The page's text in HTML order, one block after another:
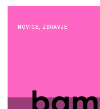
NOVICE ZDRAVJE